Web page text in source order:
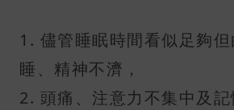
1. 儘管睡眠時間看似足夠
睡、精神不濟，
2. 頭痛、注意力不集中及記